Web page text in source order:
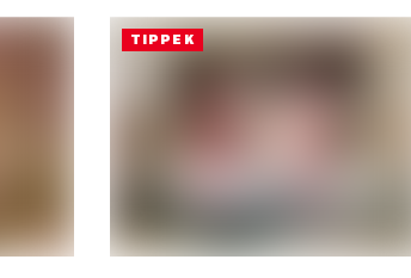
TIPPEK